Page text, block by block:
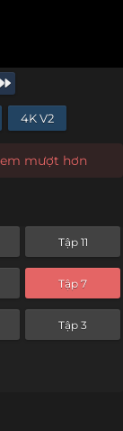
4K V2
mượt hơn
Tập 11
Tập 7
Tập 3